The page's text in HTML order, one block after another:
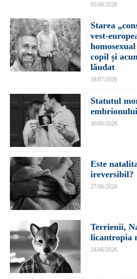
05/08/2026
Starea
vest-
copil și
lăudat
18/07/2026
Statutul
30/06/2026
Este
ireversibil?
27/06/2026
Terrienii,
licantropia
24/06/2026